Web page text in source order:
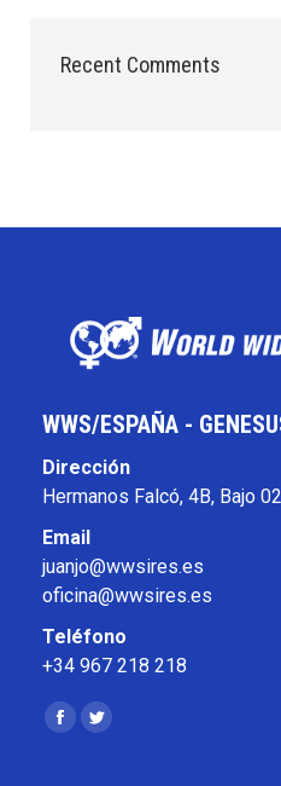
Recent Comments
WWS/ESPAÑA -
Dirección
Hermanos Falcó, 4B, Bajo
Email
juanjo@wwsires.es
oficina@wwsires.es
Teléfono
+34 967 218 218
Encuéntranos en:
Facebook
Twitter